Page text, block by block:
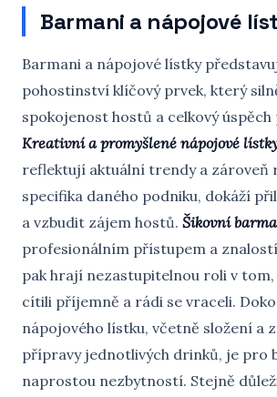
Barmani a nápojové
Barmani a nápojové lístky
pohostinství klíčový prvek, který
spokojenost hostů a celkový úspěch
Kreativní a promyšlené nápojové
reflektují aktuální trendy a zároveň
specifika daného podniku, dokáží
a vzbudit zájem hostů. Šikovní
profesionálním přístupem a
pak hrají nezastupitelnou roli v tom,
cítili příjemně a rádi se vraceli.
nápojového lístku, včetně složení a
přípravy jednotlivých drinků, je pro
naprostou nezbytností. Stejně